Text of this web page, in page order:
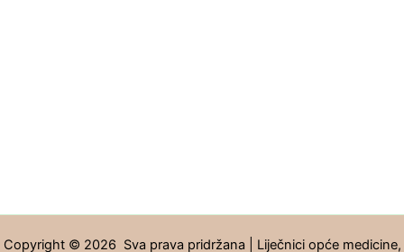
Copyright © 2026 Sva prava pridržana | Liječnici opće medicine,